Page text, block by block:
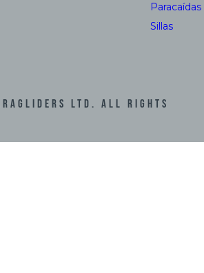
Paracaídas
Sillas
LTD. All Rights